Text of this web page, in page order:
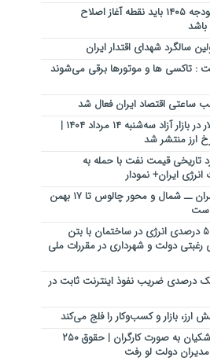
خزایی: بودجه ۱۴۰۵ باید نقطه آغاز اصلاح
سالگرد شهدای اقتدار ایران
: تاکسی ها و موتورها برقی می‌شوند
ساعتی اقتصاد ایران فعال شد
قیمت دلار در بازار آزاد سه‌شنبه ۱۴ مرداد ۱۴۰۴ |
ارز منتشر شد
تاریخی قیمت نفت با حمله به
ایران+ نمودار
آزادراه تهران ــ شمال و محور چالوس تا ۱۷ بهمن
کاهش ۵۰ درصدی انرژی در ساختمان با بتن
دولت و شهرداری در مقررات ملی
درصدی ضریب نفوذ اینترنت ثابت در
ارز، بازار و کسب‌وکار را فلج می‌کند
سیلی پزشکیان به صورت کارگران | حقوق ۲۵۰
مدیران دولت لو رفت